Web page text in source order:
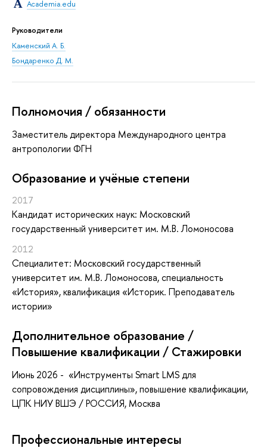
Academia.edu
Руководители
Каменский А. Б.
Бондаренко Д. М.
Полномочия / обязанности
Заместитель директора Международного центра
антропологии ФГН
Oбразование и учёные степени
2017
Кандидат исторических наук: Московский
государственный университет им. М.В. Ломоносова
2012
Специалитет: Московский государственный
университет им. М.В. Ломоносова, специальность
«История», квалификация «Историк. Преподаватель
истории»
Дополнительное образование /
Повышение квалификации / Стажировки
Июнь 2026 - «Инструменты Smart LMS для
сопровождения дисциплины», повышение квалификации,
ЦПК НИУ ВШЭ / РОССИЯ, Москва
Профессиональные интересы